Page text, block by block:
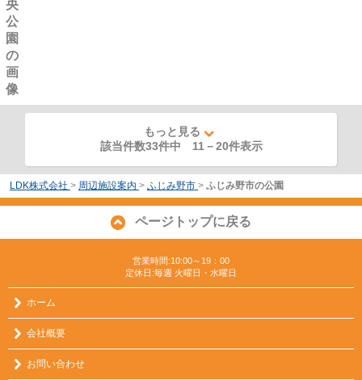
もっと見る
該当件数33件中 11 －20件表示
LDK株式会社 > 周辺施設案内 > ふじみ野市 > ふじみ野市の公園
ページトップに戻る
営業時間:10:00～19：00
定休日:毎週 火曜日・水曜日
ホーム
会社概要
お問い合わせ